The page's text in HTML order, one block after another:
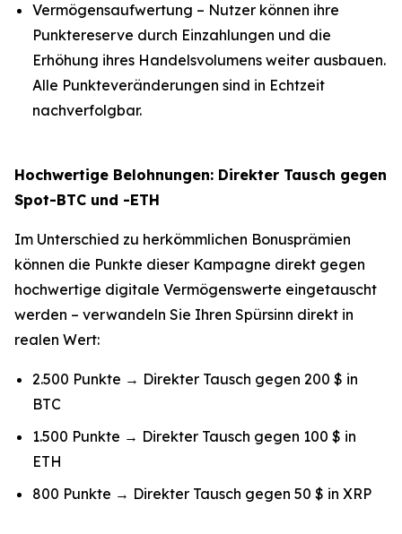
Vermögensaufwertung – Nutzer können ihre
Punktereserve durch Einzahlungen und die
Erhöhung ihres Handelsvolumens weiter ausbauen.
Alle Punkteveränderungen sind in Echtzeit
nachverfolgbar.
Hochwertige Belohnungen: Direkter Tausch gegen
Spot-BTC und -ETH
Im Unterschied zu herkömmlichen Bonusprämien
können die Punkte dieser Kampagne direkt gegen
hochwertige digitale Vermögenswerte eingetauscht
werden – verwandeln Sie Ihren Spürsinn direkt in
realen Wert:
2.500 Punkte → Direkter Tausch gegen 200 $ in
BTC
1.500 Punkte → Direkter Tausch gegen 100 $ in
ETH
800 Punkte → Direkter Tausch gegen 50 $ in XRP